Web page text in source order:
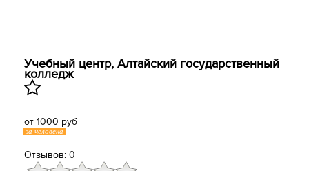
Учебный центр, Алтайский государственный
колледж
от 1000 руб
за человека
Отзывов: 0